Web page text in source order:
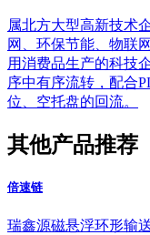
属北方大型高新技术
网、环保节能、物联
用消费品生产的科技
序中有序流转，配合
位、空托盘的回流。
其他产品推荐
倍速链
瑞鑫源磁悬浮环形输